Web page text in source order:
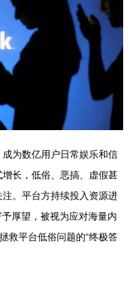
为数亿用户日常娱乐和信
长，低俗、恶搞、虚假甚
。平台方持续投入资源进
厚望，被视为应对海量内
救平台低俗问题的“终极答